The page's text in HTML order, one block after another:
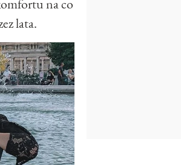
na co
lata.